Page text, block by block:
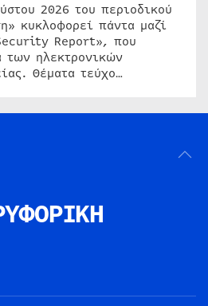
2026 του περιοδικού
κυκλοφορεί πάντα μαζί
Report», που
των ηλεκτρονικών
Θέματα τεύχο…